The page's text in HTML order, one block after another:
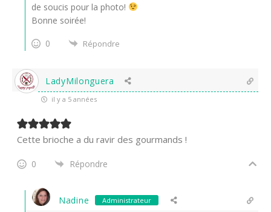
de soucis pour la photo!
Bonne soirée!
0
Répondre
LadyMilonguera
il y a 5 années
Cette brioche a du ravir des gourmands !
0 Répondre
Nadine Administrateur